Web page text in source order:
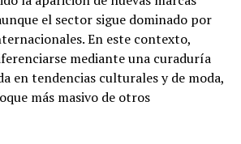
el sector sigue dominado por
En este contexto,
mediante una curaduría
en tendencias culturales y de moda,
más masivo de otros